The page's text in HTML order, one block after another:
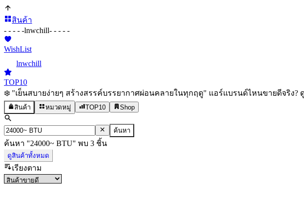
สินค้า
- - - - -lnwchill- - - - -
WishList
lnwchill
TOP10
❄️ "เย็นสบายง่ายๆ สร้างสรรค์บรรยากาศผ่อนคลายในทุกฤดู" แอร์แบรนด์ไหนขายดีจริง?
สินค้า หมวดหมู่ TOP10 Shop
ค้นหา
ค้นหา "24000~ BTU" พบ 3 ชิ้น
ดูสินค้าทั้งหมด
เรียงตาม